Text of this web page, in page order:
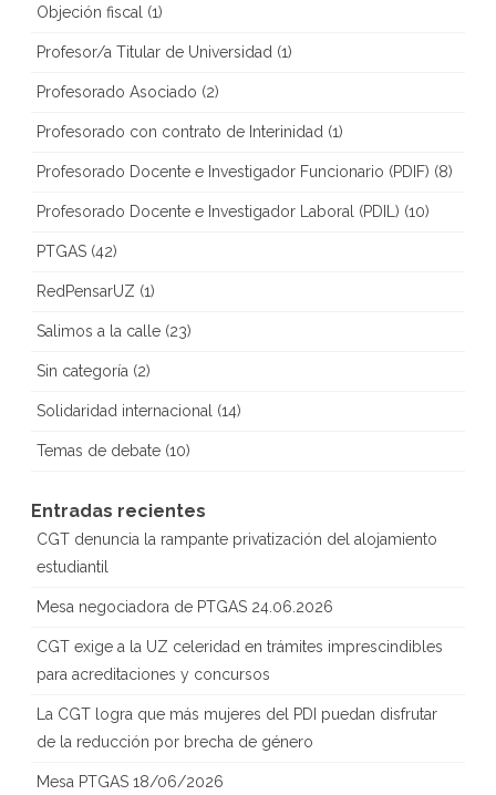
Objeción fiscal (1)
Profesor/a Titular de Universidad (1)
Profesorado Asociado (2)
Profesorado con contrato de Interinidad (1)
Profesorado Docente e Investigador Funcionario (PDIF) (8)
Profesorado Docente e Investigador Laboral (PDIL) (10)
PTGAS (42)
RedPensarUZ (1)
Salimos a la calle (23)
Sin categoría (2)
Solidaridad internacional (14)
Temas de debate (10)
Entradas recientes
CGT denuncia la rampante privatización del alojamiento
estudiantil
Mesa negociadora de PTGAS 24.06.2026
CGT exige a la UZ celeridad en trámites imprescindibles
para acreditaciones y concursos
La CGT logra que más mujeres del PDI puedan disfrutar
de la reducción por brecha de género
Mesa PTGAS 18/06/2026